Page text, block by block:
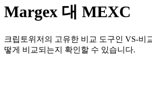
Margex 대 MEXC
크립토위저의 고유한 비교 도구인 VS-비
떻게 비교되는지 확인할 수 있습니다.